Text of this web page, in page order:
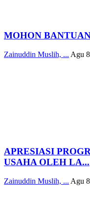
MOHON
Zainuddin Muslih, ... Agu
APRESIASI
USAHA OLEH LA...
Zainuddin Muslih, ... Agu